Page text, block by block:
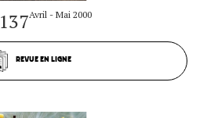
Avril - Mai 2000
REVUE EN LIGNE